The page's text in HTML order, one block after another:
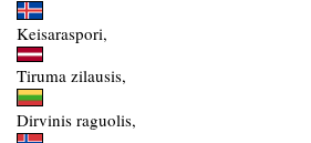
Keisaraspori,
Tiruma zilausis,
Dirvinis raguolis,